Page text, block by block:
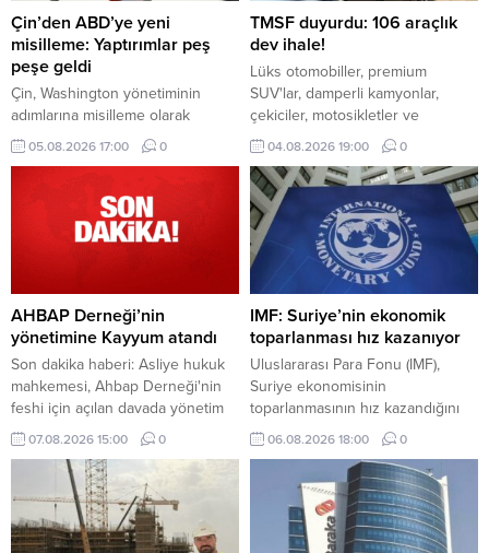
Çin’den ABD’ye yeni
misilleme: Yaptırımlar peş
peşe geldi
Çin, Washington yönetiminin
adımlarına misilleme olarak
ABD'ye İHA ihracatını yasaklayan
ve 6 Amerikan şirketine yaptırım
duyurdu.
05.08.2026 17:00 0
TMSF duyurdu: 106 araçlık
dev ihale!
Lüks otomobiller, premium
SUV'lar, damperli kamyonlar,
çekiciler, motosikletler ve
ekonomik binek araçlar ihalede
alıcılarını bekliyor. İşte detaylar...
04.08.2026 19:00 0
AHBAP Derneği’nin
yönetimine Kayyum atandı
Son dakika haberi: Asliye hukuk
mahkemesi, Ahbap Derneği'nin
feshi için açılan davada yönetim
kayyumu atanmasına hükmetti.
Derneğim tüm faaliyetleri
tedbiren durduruldu.
Mahkemenin bu kararı ile
derneğin fesih süreci başlamış
oldu.
07.08.2026 15:00 0
IMF: Suriye’nin ekonomik
toparlanması hız kazanıyor
Uluslararası Para Fonu (IMF),
Suriye ekonomisinin
toparlanmasının hız kazandığını
belirterek, bölgede devam eden
çatışmalara rağmen ekonominin
bu yıl çift haneli büyümesinin
beklendiğini bildirdi.
06.08.2026 18:00 0